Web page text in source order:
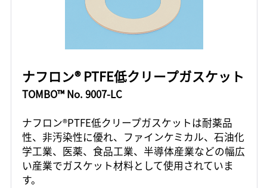
ナフロン® PTFE低クリープガスケット
TOMBO™ No. 9007-LC
ナフロン®PTFE低クリープガスケットは耐薬品
性、非汚染性に優れ、ファインケミカル、石油化
学工業、医薬、食品工業、半導体産業などの幅広
い産業でガスケット材料として使用されていま
す。